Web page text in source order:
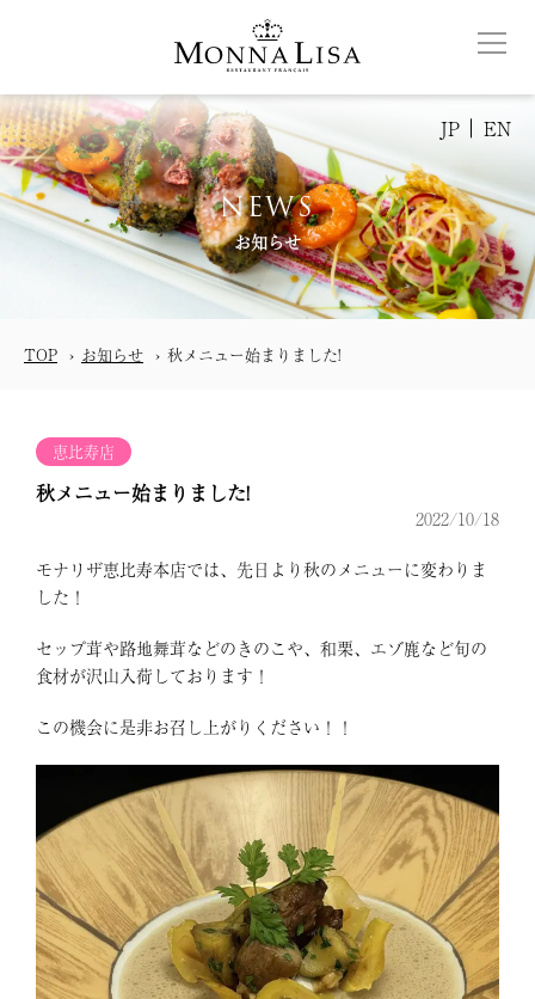
JP EN
NEWS
お知らせ
TOP お知らせ 秋メニュー始まりました!
恵比寿店
秋メニュー始まりました!
2022/10/18
モナリザ恵比寿本店では、先日より秋のメニューに変わりま
した！
セップ茸や路地舞茸などのきのこや、和栗、エゾ鹿など旬の
食材が沢山入荷しております！
この機会に是非お召し上がりください！！